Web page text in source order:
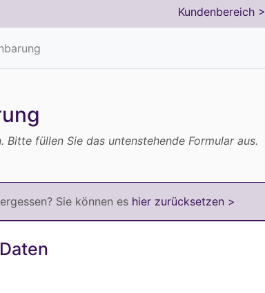
Kundenbereich >
füllen Sie das untenstehende Formular aus.
Sie können es hier zurücksetzen >